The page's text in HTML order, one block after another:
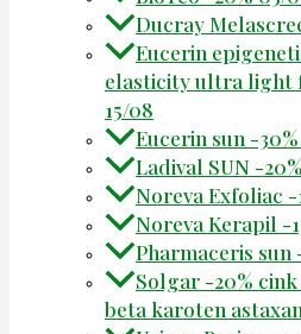
Ducray
Eucerin
elasticity ultra light
15/08
Eucerin sun -
Ladival SUN -
Noreva Exfoliac -
Noreva Kerapil -
Pharmaceris sun
Solgar -20%
beta karoten